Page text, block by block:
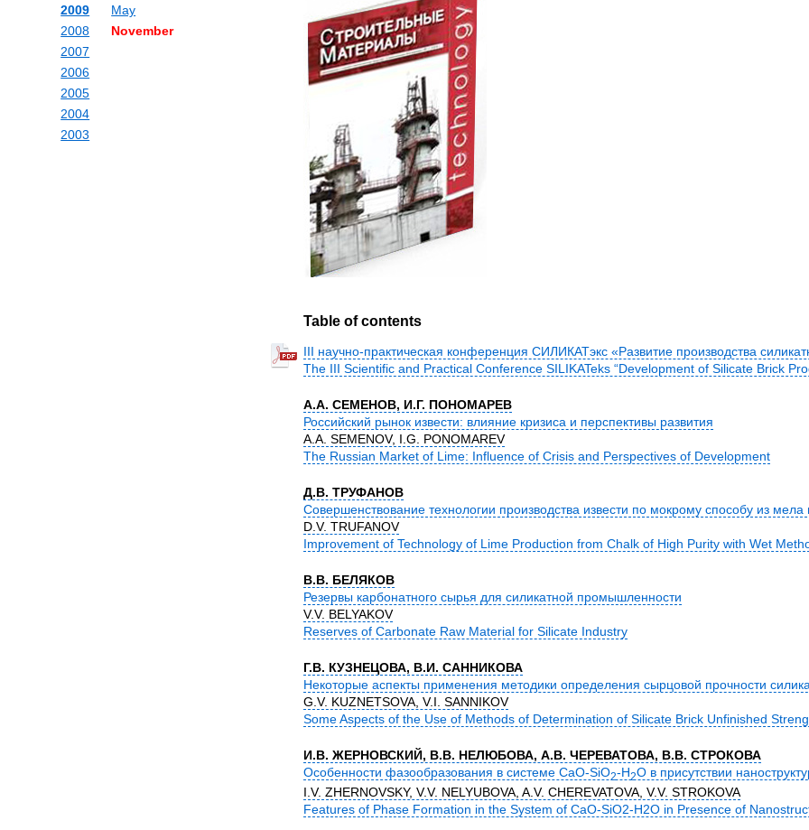
2009
May
November
2008
2007
2006
2005
2004
2003
Table of contents
III научно-практическая конференция СИЛИКАТэкс «Развитие производства
The III Scientific and Practical Conference SILIKATeks “Development of Silicate Brick
А.А. СЕМЕНОВ, И.Г. ПОНОМАРЕВ
Российский рынок извести: влияние кризиса и перспективы развития
A.A. SEMENOV, I.G. PONOMAREV
The Russian Market of Lime: Influence of Crisis and Perspectives of Development
Д.В. ТРУФАНОВ
Совершенствование технологии производства извести по мокрому способу из мела
D.V. TRUFANOV
Improvement of Technology of Lime Production from Chalk of High Purity with Wet
В.В. БЕЛЯКОВ
Резервы карбонатного сырья для силикатной промышленности
V.V. BELYAKOV
Reserves of Carbonate Raw Material for Silicate Industry
Г.В. КУЗНЕЦОВА, В.И. САННИКОВА
Некоторые аспекты применения методики определения сырцовой прочности
G.V. KUZNETSOVA, V.I. SANNIKOV
Some Aspects of the Use of Methods of Determination of Silicate Brick Unfinished
И.В. ЖЕРНОВСКИЙ, В.В. НЕЛЮБОВА, А.В. ЧЕРЕВАТОВА, В.В. СТРОКОВА
Особенности фазообразования в системе CaO-SiO2-H2O в присутствии
I.V. ZHERNOVSKY, V.V. NELYUBOVA, A.V. CHEREVATOVA, V.V. STROKOVA
Features of Phase Formation in the System of CaO-SiO2-H2O in Presence of